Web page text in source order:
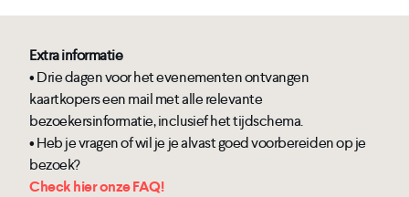
Extra informatie
• Drie dagen voor het evenementen ontvangen
kaartkopers een mail met alle relevante
bezoekersinformatie, inclusief het tijdschema.
• Heb je vragen of wil je je alvast goed voorbereiden op je
bezoek?
Check hier onze FAQ!